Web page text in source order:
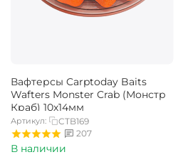
Вафтерсы Carptoday Baits
Wafters Monster Crab (Монстр
Краб) 10х14мм
Артикул:
CTB169
207
В наличии